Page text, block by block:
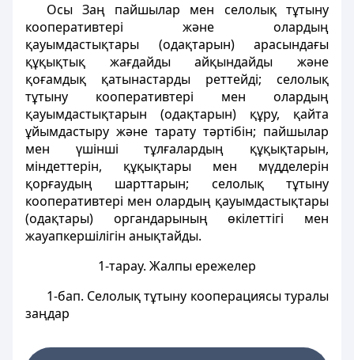
Осы Заң пайшылар мен селолық тұтыну
кооперативтері және олардың
қауымдастықтары (одақтарын) арасындағы
құқықтық жағдайды айқындайды және
қоғамдық қатынастарды реттейді; селолық
тұтыну кооперативтері мен олардың
қауымдастықтарын (одақтарын) құру, қайта
ұйымдастыру және тарату тәртібін; пайшылар
мен үшінші тұлғалардың құқықтарын,
міндеттерін, құқықтары мен мүдделерін
қорғаудың шарттарын; селолық тұтыну
кооперативтері мен олардың қауымдастықтары
(одақтары) органдарының өкілеттігі мен
жауапкершілігін анықтайды.
1-тарау. Жалпы ережелер
1-бап. Селолық тұтыну кооперациясы туралы
заңдар